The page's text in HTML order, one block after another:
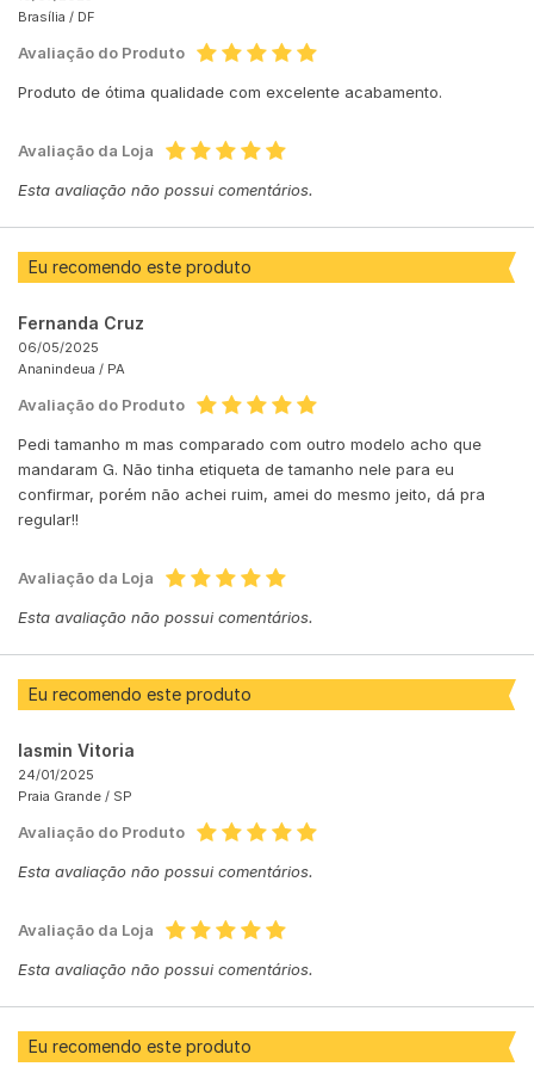
Brasília / DF
Avaliação do Produto
Produto de ótima qualidade com excelente acabamento.
Avaliação da Loja
Esta avaliação não possui comentários.
Eu recomendo este produto
Fernanda Cruz
06/05/2025
Ananindeua / PA
Avaliação do Produto
Pedi tamanho m mas comparado com outro modelo acho que
mandaram G. Não tinha etiqueta de tamanho nele para eu
confirmar, porém não achei ruim, amei do mesmo jeito, dá pra
regular!!
Avaliação da Loja
Esta avaliação não possui comentários.
Eu recomendo este produto
Iasmin Vitoria
24/01/2025
Praia Grande / SP
Avaliação do Produto
Esta avaliação não possui comentários.
Avaliação da Loja
Esta avaliação não possui comentários.
Eu recomendo este produto